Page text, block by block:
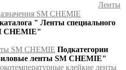
Ленты
SM CHEMIE
" Ленты специального
CHEMIE"
SM CHEMIE Подкатегории
ленты SM CHEMIE"
клейкие ленты